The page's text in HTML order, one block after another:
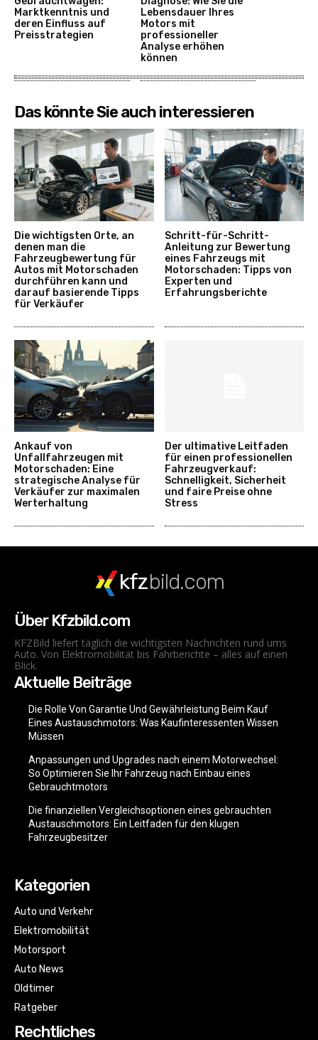
Marktkenntnis und
deren Einfluss auf
Preisstrategien
Lebensdauer Ihres
Motors mit
professioneller
Analyse erhöhen
können
Das könnte Sie auch interessieren
Die wichtigsten Orte, an
denen man die
Fahrzeugbewertung für
Autos mit Motorschaden
durchführen kann und
darauf basierende Tipps
für Verkäufer
Schritt-für-Schritt-
Anleitung zur Bewertung
eines Fahrzeugs mit
Motorschaden: Tipps von
Experten und
Erfahrungsberichte
Ankauf von
Unfallfahrzeugen mit
Motorschaden: Eine
strategische Analyse für
Verkäufer zur maximalen
Werterhaltung
Der ultimative Leitfaden
für einen professionellen
Fahrzeugverkauf:
Schnelligkeit, Sicherheit
und faire Preise ohne
Stress
kfzbild.com
Über Kfzbild.com
KFZBild liefert täglich die wichtigsten Nachrichten rund ums
Auto. Von Elektromobilität bis Fahrberichte – alles auf einen
Blick.
Aktuelle Beiträge
Die Rolle Von Garantie Und Gewährleistung Beim Kauf
Eines Austauschmotors: Was Kaufinteressenten Wissen
Müssen
Anpassungen und Upgrades nach einem Motorwechsel:
So Optimieren Sie Ihr Fahrzeug nach Einbau eines
Gebrauchtmotors
Die finanziellen Vergleichsoptionen eines gebrauchten
Austauschmotors: Ein Leitfaden für den klugen
Fahrzeugbesitzer
Kategorien
Auto und Verkehr
Elektromobilität
Motorsport
Auto News
Oldtimer
Ratgeber
Rechtliches